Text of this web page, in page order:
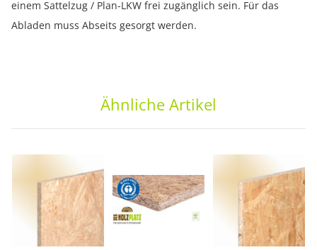
einem Sattelzug / Plan-LKW frei zugänglich sein. Für das
Abladen muss Abseits gesorgt werden.
Ähnliche Artikel